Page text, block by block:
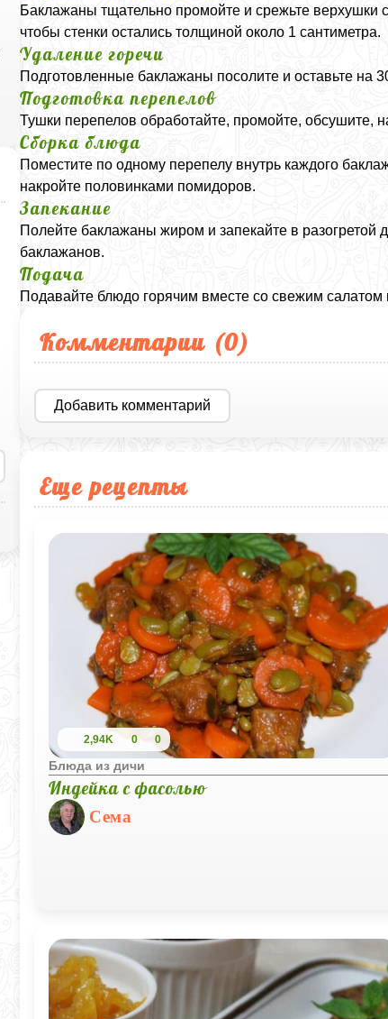
Баклажаны тщательно промойте и срежьте верхушки
чтобы стенки остались толщиной около 1 сантиметра.
Удаление горечи
Подготовленные баклажаны посолите и оставьте на
Подготовка перепелов
Тушки перепелов обработайте, промойте, обсушите,
Сборка блюда
Поместите по одному перепелу внутрь каждого
накройте половинками помидоров.
Запекание
Полейте баклажаны жиром и запекайте в разогретой
баклажанов.
Подача
Подавайте блюдо горячим вместе со свежим салатом
Комментарии (0)
Добавить комментарий
Еще рецепты
2,94K 0 0
Блюда из дичи
Индейка с фасолью
Сема